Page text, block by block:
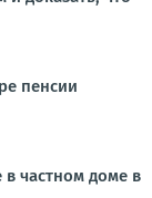
пенсии
частном доме в